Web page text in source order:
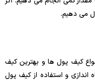
می دهیم.
کیف پول ها و بهترین کیف
اندازی و استفاده از کیف پول